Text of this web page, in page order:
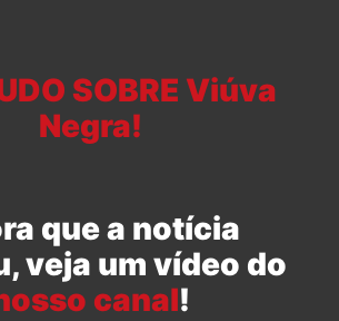
SOBRE Viúva
Negra!
que a notícia
veja um vídeo do
canal!